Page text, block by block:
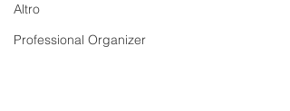
Altro
Professional Organizer